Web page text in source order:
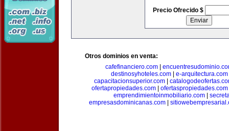
Precio Ofrecido $
Otros dominios en venta:
cafefinanciero.com
destinosyhoteles.com
e-arquitectura.com
capacitacionsuperior.com
ofertapropiedades.com
ofertaspropiedades.com
emprendimientoinmobiliario.com|
empresasdominicanas.com|